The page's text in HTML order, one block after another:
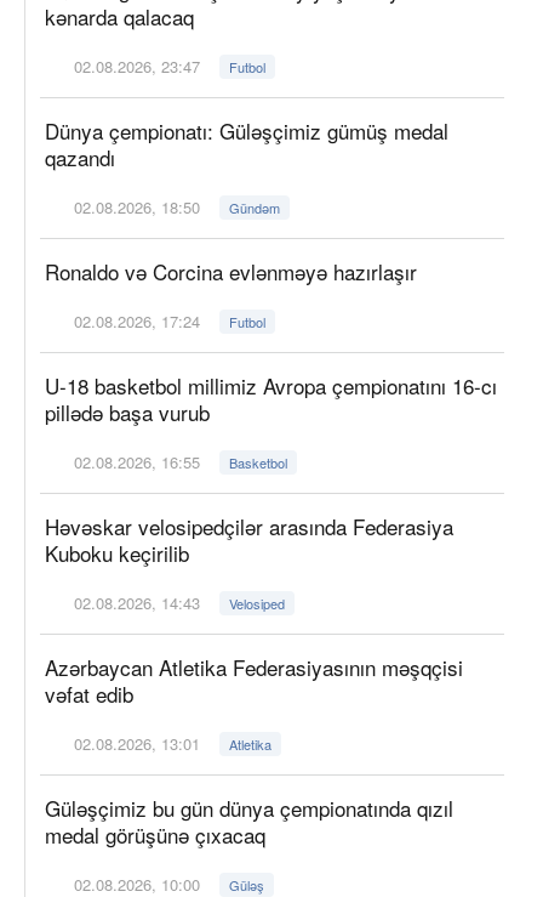
kənarda qalacaq
02.08.2026, 23:47 Futbol
Dünya çempionatı: Güləşçimiz gümüş medal
qazandı
02.08.2026, 18:50 Gündəm
Ronaldo və Corcina evlənməyə hazırlaşır
02.08.2026, 17:24 Futbol
U-18 basketbol millimiz Avropa çempionatını 16-cı
pillədə başa vurub
02.08.2026, 16:55 Basketbol
Həvəskar velosipedçilər arasında Federasiya
Kuboku keçirilib
02.08.2026, 14:43 Velosiped
Azərbaycan Atletika Federasiyasının məşqçisi
vəfat edib
02.08.2026, 13:01 Atletika
Güləşçimiz bu gün dünya çempionatında qızıl
medal görüşünə çıxacaq
02.08.2026, 10:00 Güləş